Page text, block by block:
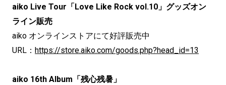
aiko Live Tour「Love Like Rock vol.10」グッズオン
ライン販売
aiko オンラインストアにて好評販売中
URL： https://store.aiko.com/goods.php?head_id=13
aiko 16th Album「残心残暑」